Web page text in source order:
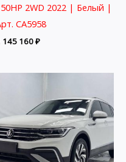
2WD 2022 | Белый |
CA5958
145 160₽